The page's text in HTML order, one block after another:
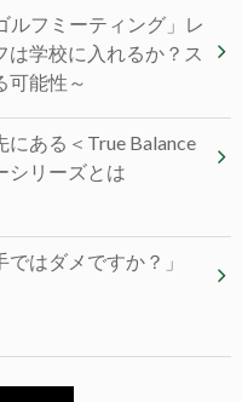
ルフミーティング」レ
は学校に入れるか？ス
可能性～
にある＜True Balance
シリーズとは
ではダメですか？」